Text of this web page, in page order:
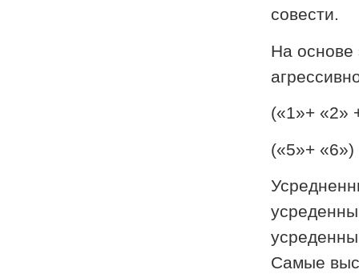
совести.
На основе
(«1»+ «2»
(«5»+
Самые